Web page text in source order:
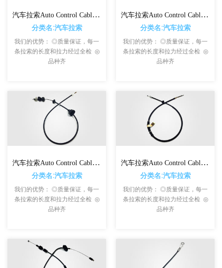
汽车拉索Auto Control Cables For VW
分类名:汽车拉索
我们的优势： ◎质量保证，每一
条拉索的长度和拉力经过全检 ◎
品种齐
汽车拉索Auto Control Cables For AUDI
分类名:汽车拉索
我们的优势： ◎质量保证，每一
条拉索的长度和拉力经过全检 ◎
品种齐
汽车拉索Auto Control Cables For TOYOTA
分类名:汽车拉索
我们的优势： ◎质量保证，每一
条拉索的长度和拉力经过全检 ◎
品种齐
汽车拉索Auto Control Cables For FORD
分类名:汽车拉索
我们的优势： ◎质量保证，每一
条拉索的长度和拉力经过全检 ◎
品种齐